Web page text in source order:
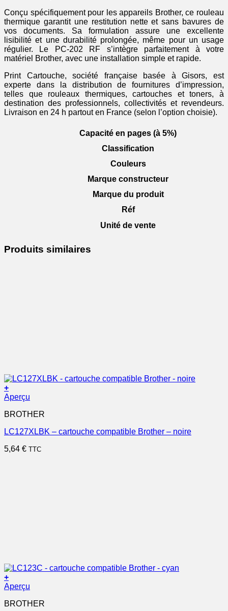
Conçu spécifiquement pour les appareils Brother, ce rouleau
thermique garantit une restitution nette et sans bavures de
vos documents. Sa formulation assure une excellente
lisibilité et une durabilité prolongée, même pour un usage
régulier. Le PC-202 RF s’intègre parfaitement à votre
matériel Brother, avec une installation simple et rapide.
Print Cartouche, société française basée à Gisors, est
experte dans la distribution de fournitures d’impression,
telles que rouleaux thermiques, cartouches et toners, à
destination des professionnels, collectivités et revendeurs.
Livraison en 24 h partout en France (selon l’option choisie).
Capacité en pages (à 5%)
Classification
Couleurs
Marque constructeur
Marque du produit
Réf
Unité de vente
Produits similaires
+
Aperçu
BROTHER
LC127XLBK – cartouche compatible Brother – noire
5,64 € TTC
+
Aperçu
BROTHER